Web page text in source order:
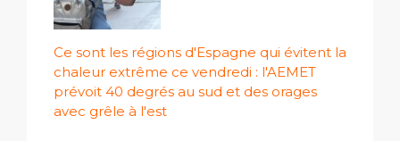
Ce sont les régions d'Espagne qui évitent la
chaleur extrême ce vendredi : l'AEMET
prévoit 40 degrés au sud et des orages
avec grêle à l'est